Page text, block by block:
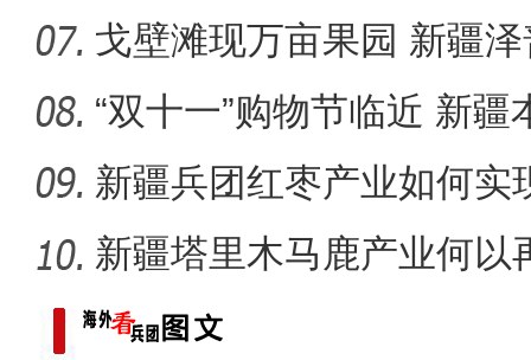
何？
戈壁滩现万亩果园 新疆泽
乡村
“双十一”购物节临近 新疆
圈”？
新疆兵团红枣产业如何实
新疆塔里木马鹿产业何以